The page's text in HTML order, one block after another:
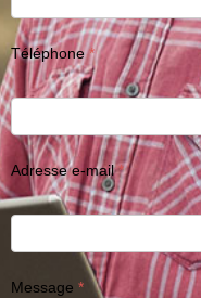
Téléphone
Adresse e-mail
Message